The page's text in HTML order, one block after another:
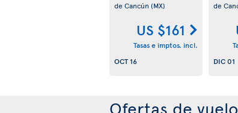
de Cancún (MX)
US $161
Tasas e imptos. incl.
OCT 16
de
DIC 01
Ofertas de